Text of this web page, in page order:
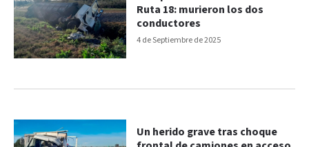
4 de Septiembre de 2025
Ruta 18: murieron los dos
conductores
Un herido grave tras choque